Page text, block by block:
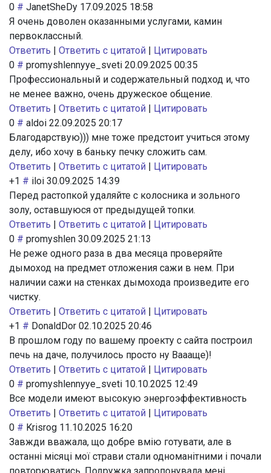
0 # JanetSheDy 17.09.2025 18:58
Я очень доволен оказанными услугами, камин
первоклассный.
Ответить | Ответить с цитатой | Цитировать
0 # promyshlennyye_sveti 20.09.2025 00:35
Профессиональный и содержательный подход и, что
не менее важно, очень дружеское общение.
Ответить | Ответить с цитатой | Цитировать
0 # aldoi 22.09.2025 20:17
Благодарствую))) мне тоже предстоит учиться этому
делу, ибо хочу в баньку печку сложить сам.
Ответить | Ответить с цитатой | Цитировать
+1 # iloi 30.09.2025 14:39
Перед растопкой удаляйте с колосника и зольного
золу, оставшуюся от предыдущей топки.
Ответить | Ответить с цитатой | Цитировать
0 # promyshlen 30.09.2025 21:13
Не реже одного раза в два месяца проверяйте
дымоход на предмет отложения сажи в нем. При
наличии сажи на стенках дымохода произведите его
чистку.
Ответить | Ответить с цитатой | Цитировать
+1 # DonaldDor 02.10.2025 20:46
В прошлом году по вашему проекту с сайта построил
печь на даче, получилось просто ну Ваааще)!
Ответить | Ответить с цитатой | Цитировать
0 # promyshlennyye_sveti 10.10.2025 12:49
Все модели имеют высокую энергоэффективность
Ответить | Ответить с цитатой | Цитировать
0 # Krisrog 11.10.2025 16:20
Завжди вважала, що добре вмію готувати, але в
останні місяці мої страви стали одноманітними і почали